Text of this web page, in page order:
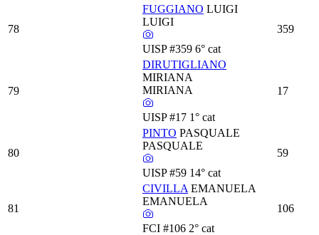
78
FUGGIANO LUIGI
LUIGI
UISP #359 6° cat
359
79
DIRUTIGLIANO
MIRIANA
MIRIANA
UISP #17 1° cat
17
80
PINTO PASQUALE
PASQUALE
UISP #59 14° cat
59
81
CIVILLA EMANUELA
EMANUELA
FCI #106 2° cat
106